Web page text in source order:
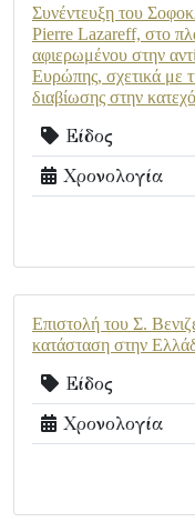
Συνέντευξη του
Pierre Lazareff, στο
αφιερωμένου στην
Ευρώπης, σχετικά με
διαβίωσης στην
Είδος
Χρονολογία
Επιστολή του Σ.
κατάσταση στην
Είδος
Χρονολογία